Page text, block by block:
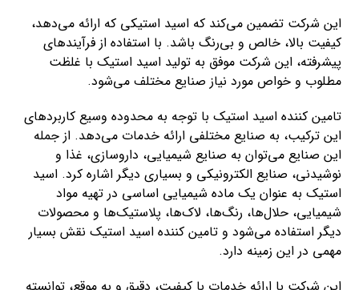
این شرکت تضمین می‌کند که اسید استیکی که ارائه می‌دهد،
کیفیت بالا، خالص و بی‌رنگ باشد. با استفاده از فرآیندهای
پیشرفته، این شرکت موفق به تولید اسید استیک با غلظت
مطلوب و خواص مورد نیاز صنایع مختلف می‌شود.
تامین کننده اسید استیک با توجه به محدوده وسیع کاربردهای
این ترکیب، به صنایع مختلفی ارائه خدمات می‌دهد. از جمله
این صنایع می‌توان به صنایع شیمیایی، داروسازی، غذا و
نوشیدنی، صنایع الکترونیکی و بسیاری دیگر اشاره کرد. اسید
استیک به عنوان یک ماده شیمیایی اساسی در تهیه مواد
شیمیایی، حلال‌ها، رنگ‌ها، لاک‌ها، پلاستیک‌ها و محصولات
دیگر استفاده می‌شود و تامین کننده اسید استیک نقش بسیار
مهمی در این زمینه دارد.